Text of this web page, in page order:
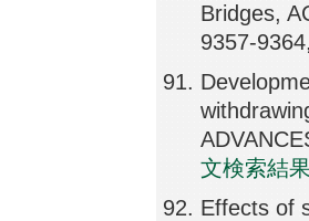
Bridges,
9357-
文検索結
Effects of